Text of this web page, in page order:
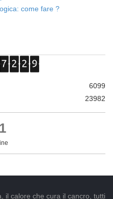
come fare ?
6099
23982
il calore che cura il cancro, tutti